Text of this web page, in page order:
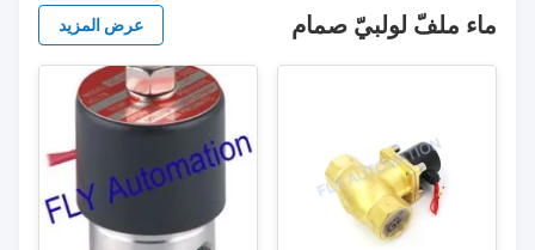
ماء ملفّ لولبيّ صمام عرض المزيد